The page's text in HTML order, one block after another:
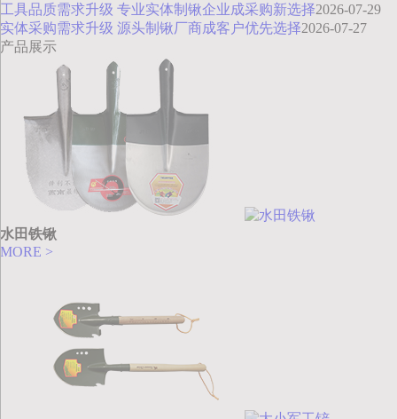
工具品质需求升级 专业实体制锹企业成采购新选择2026-07-29
实体采购需求升级 源头制锹厂商成客户优先选择2026-07-27
产品展示
水田铁锹
MORE >